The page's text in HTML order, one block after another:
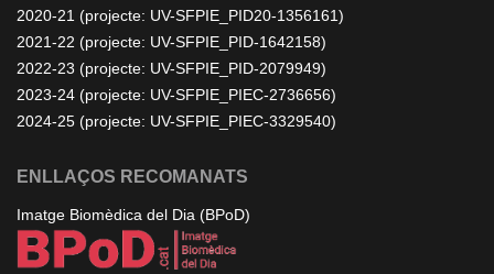
2020-21 (projecte: UV-SFPIE_PID20-1356161)
2021-22 (projecte: UV-SFPIE_PID-1642158)
2022-23 (projecte: UV-SFPIE_PID-2079949)
2023-24 (projecte: UV-SFPIE_PIEC-2736656)
2024-25 (projecte: UV-SFPIE_PIEC-3329540)
ENLLAÇOS RECOMANATS
Imatge Biomèdica del Dia (BPoD)